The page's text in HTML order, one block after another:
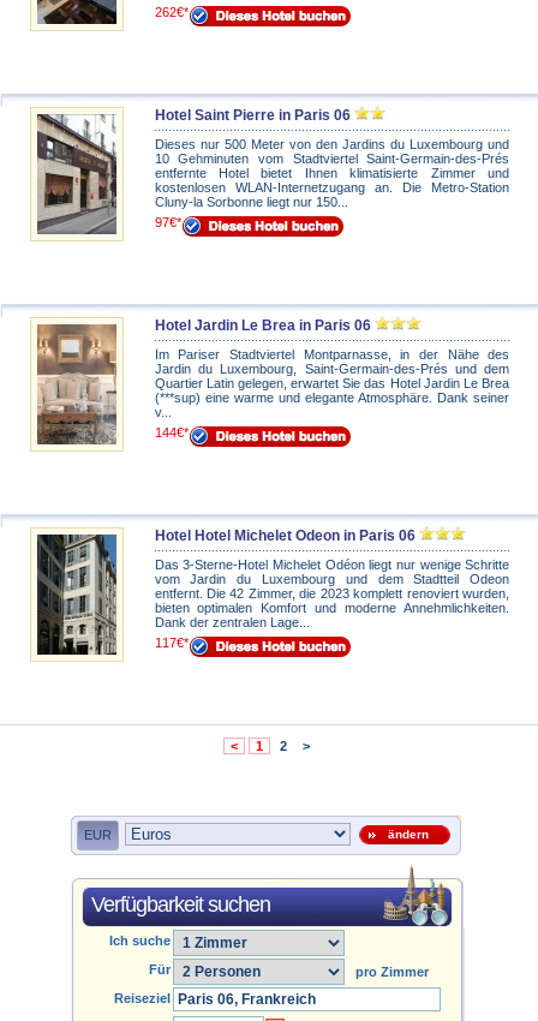
262€*
Hotel Saint Pierre in Paris 06
Dieses nur 500 Meter von den Jardins du Luxembourg und
10 Gehminuten vom Stadtviertel Saint-Germain-des-Prés
entfernte Hotel bietet Ihnen klimatisierte Zimmer und
kostenlosen WLAN-Internetzugang an. Die Metro-Station
Cluny-la Sorbonne liegt nur 150...
97€*
Hotel Jardin Le Brea in Paris 06
Im Pariser Stadtviertel Montparnasse, in der Nähe des
Jardin du Luxembourg, Saint-Germain-des-Prés und dem
Quartier Latin gelegen, erwartet Sie das Hotel Jardin Le Brea
(***sup) eine warme und elegante Atmosphäre. Dank seiner
v...
144€*
Hotel Hotel Michelet Odeon in Paris 06
Das 3-Sterne-Hotel Michelet Odéon liegt nur wenige Schritte
vom Jardin du Luxembourg und dem Stadtteil Odeon
entfernt. Die 42 Zimmer, die 2023 komplett renoviert wurden,
bieten optimalen Komfort und moderne Annehmlichkeiten.
Dank der zentralen Lage...
117€*
< 1 2 >
EUR ändern
Verfügbarkeit suchen
Ich suche
Für
pro Zimmer
Reiseziel